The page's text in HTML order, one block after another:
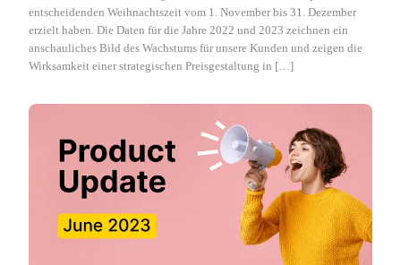
entscheidenden Weihnachtszeit vom 1. November bis 31. Dezember
erzielt haben. Die Daten für die Jahre 2022 und 2023 zeichnen ein
anschauliches Bild des Wachstums für unsere Kunden und zeigen die
Wirksamkeit einer strategischen Preisgestaltung in […]